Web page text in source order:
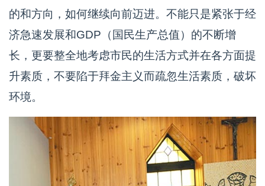
的和方向，如何继续向前迈进。不能只是紧张于经
济急速发展和GDP（国民生产总值）的不断增
长，更要整全地考虑市民的生活方式并在各方面提
升素质，不要陷于拜金主义而疏忽生活素质，破坏
环境。